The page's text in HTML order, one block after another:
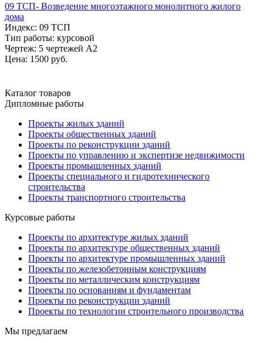
09 ТСП- Возведение многоэтажного монолитного жилого
дома
Индекс: 09 ТСП
Тип работы: курсовой
Чертеж: 5 чертежей А2
Цена: 1500 руб.
Каталог товаров
Дипломные работы
Проекты жилых зданий
Проекты общественных зданий
Проекты по реконструкции зданий
Проекты по управлению и экспертизе недвижимости
Проекты промышленных зданий
Проекты специального и гидротехнического
строительства
Проекты транспортного строительства
Курсовые работы
Проекты по архитектуре жилых зданий
Проекты по архитектуре общественных зданий
Проекты по архитектуре промышленных зданий
Проекты по железобетонным конструкциям
Проекты по металлическим конструкциям
Проекты по основаниям и фундаментам
Проекты по реконструкции зданий
Проекты по технологии строительного производства
Мы предлагаем